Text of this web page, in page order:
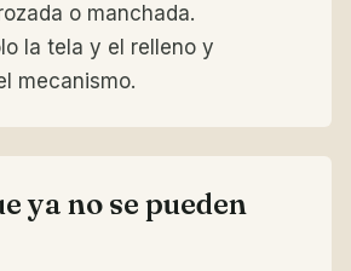
o manchada.
la tela y el relleno y
mecanismo.
ya no se pueden